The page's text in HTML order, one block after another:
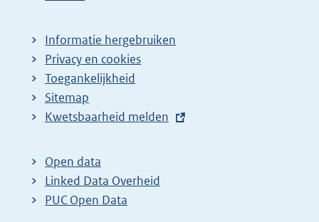
Informatie hergebruiken
Privacy en cookies
Toegankelijkheid
Sitemap
E
t
e
r
Kwetsbaarheid melden
Open data
Linked Data Overheid
PUC Open Data